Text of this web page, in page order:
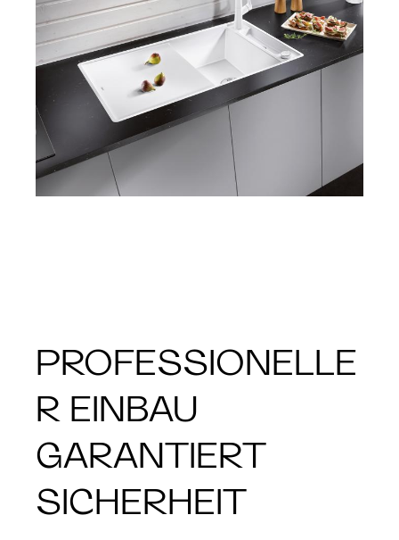
PROFESSIONELLE
R EINBAU
GARANTIERT
SICHERHEIT